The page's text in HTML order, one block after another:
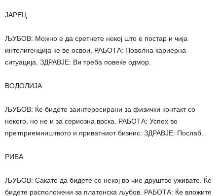
ЈАРЕЦ
ЉУБОВ: Можно е да сретнете некој што е постар и чија
интелигенција ќе ве освои. РАБОТА: Поволна кариерна
ситуација. ЗДРАВЈЕ: Ви треба повеќе одмор.
ВОДОЛИЈА
ЉУБОВ: Ќе бидете заинтересирани за физички контакт со
некого, но не и за сериозна врска. РАБОТА: Успех во
претприемништвото и приватниот бизнис. ЗДРАВЈЕ: Послаб.
РИБА
ЉУБОВ: Сакате да бидете со некој во чие друштво уживате. Ќе
бидете расположени за платонска љубов. РАБОТА: Ќе вложите